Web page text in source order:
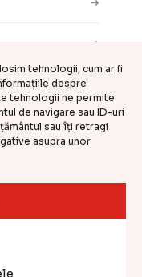
tehnologii, cum ar fi
despre
tehnologii ne permite
de navigare sau ID-uri
sau îți retragi
asupra unor